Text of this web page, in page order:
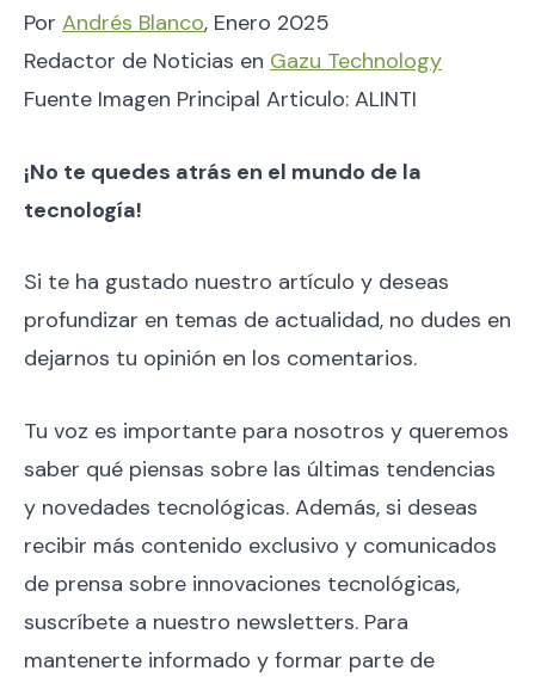
Por Andrés Blanco, Enero 2025
Redactor de Noticias en Gazu Technology
Fuente Imagen Principal Articulo: ALINTI
¡No te quedes atrás en el mundo de la
tecnología!
Si te ha gustado nuestro artículo y deseas
profundizar en temas de actualidad, no dudes en
dejarnos tu opinión en los comentarios.
Tu voz es importante para nosotros y queremos
saber qué piensas sobre las últimas tendencias
y novedades tecnológicas. Además, si deseas
recibir más contenido exclusivo y comunicados
de prensa sobre innovaciones tecnológicas,
suscríbete a nuestro newsletters. Para
mantenerte informado y formar parte de